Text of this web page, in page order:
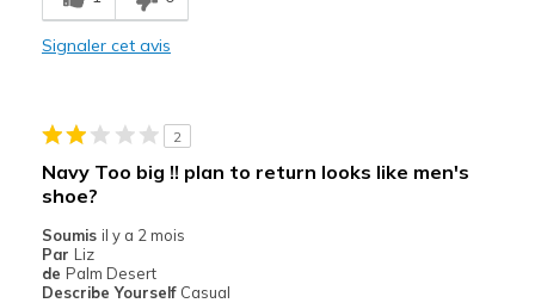
Casual Wear
View On Shoes
I'm Into Shoes
Signaler cet avis
2
Navy Too big !! plan to return looks like men's
shoe?
Soumis il y a 2 mois
Par Liz
de Palm Desert
Describe Yourself Casual